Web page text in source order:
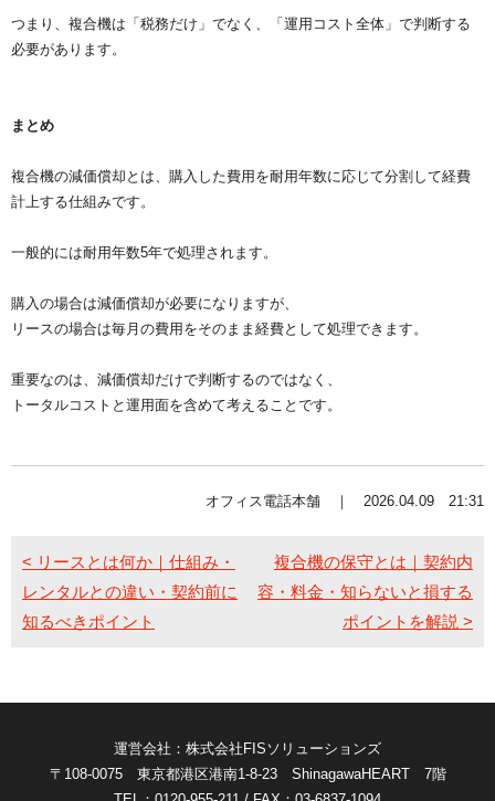
つまり、複合機は「税務だけ」でなく、「運用コスト全体」で判断する
必要があります。
まとめ
複合機の減価償却とは、購入した費用を耐用年数に応じて分割して経費
計上する仕組みです。
一般的には耐用年数5年で処理されます。
購入の場合は減価償却が必要になりますが、
リースの場合は毎月の費用をそのまま経費として処理できます。
重要なのは、減価償却だけで判断するのではなく、
トータルコストと運用面を含めて考えることです。
オフィス電話本舗 ｜ 2026.04.09 21:31
< リースとは何か｜仕組み・
レンタルとの違い・契約前に
知るべきポイント
複合機の保守とは｜契約内
容・料金・知らないと損する
ポイントを解説 >
運営会社：株式会社FISソリューションズ
〒108-0075 東京都港区港南1-8-23 ShinagawaHEART 7階